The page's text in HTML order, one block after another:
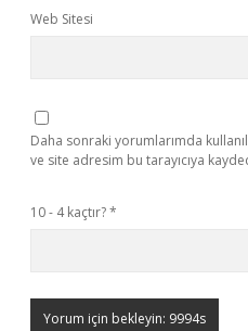
Web Sitesi
Daha sonraki yorumlarımda
ve site adresim bu tarayıcıya
10 - 4 kaçtır?*